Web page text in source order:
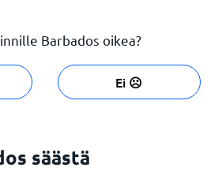
Barbados oikea?
Ei ☹️
säästä